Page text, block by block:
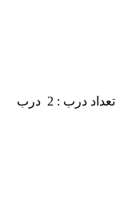
ویژگی های پنل اکسس کنترل MP-70102 : ✅ تعداد درب : 2 درب